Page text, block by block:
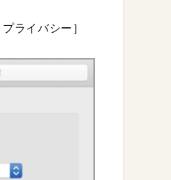
ライバシー］